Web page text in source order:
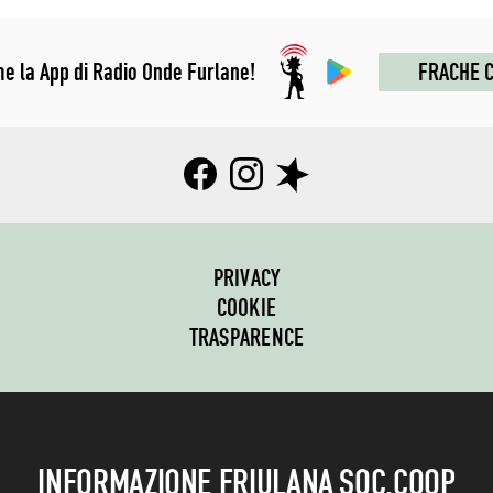
la App di Radio Onde Furlane! FRACHE
PRIVACY
COOKIE
TRASPARENCE
INFORMAZIONE FRIULANA SOC.COOP